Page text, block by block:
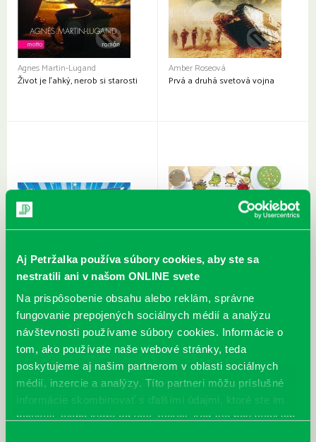
Aj Petržalka používa súbory cookies, aby ste sa
nestratili ani v našom ONLINE svete
Na prispôsobenie obsahu alebo reklám, správne
fungovanie prepojených sociálnych médií a analýzu
návštevnosti používame súbory cookies. Informácie o
tom, ako používate naše webové stránky, teda
poskytujeme aj našim partnerom v oblasti sociálnych
médií, inzercie a analýzy. Títo partneri môžu príslušné
informácie skombinovať s ďalšími údajmi, ktoré ste im
poskytli, alebo ktoré od vás získali, keď ste používali ich
Agnes Martin-Lugand
Život je ľahký, nerob si starosti
Amber Roseová
Prvá a druhá svetová vojna
Vydavateľstvo Fragment
Neuveriteľný svet
Pavla Šmikmátorová
Vieš, čo ješ?